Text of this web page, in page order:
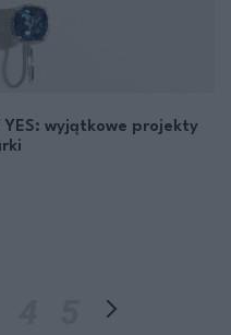
YES: wyjątkowe projekty